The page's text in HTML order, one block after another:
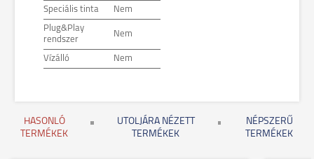
Speciális tinta Nem
Plug&Play
rendszer
Nem
Vízálló Nem
HASONLÓ
TERMÉKEK
UTOLJÁRA NÉZETT
TERMÉKEK
NÉPSZERŰ
TERMÉKEK